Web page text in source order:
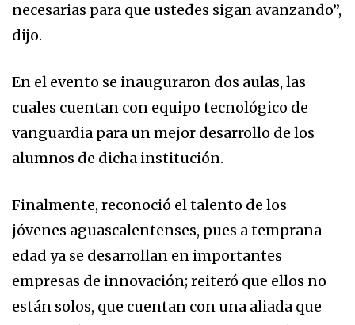
necesarias para que ustedes sigan avanzando”,
dijo.
En el evento se inauguraron dos aulas, las
cuales cuentan con equipo tecnológico de
vanguardia para un mejor desarrollo de los
alumnos de dicha institución.
Finalmente, reconoció el talento de los
jóvenes aguascalentenses, pues a temprana
edad ya se desarrollan en importantes
empresas de innovación; reiteró que ellos no
están solos, que cuentan con una aliada que